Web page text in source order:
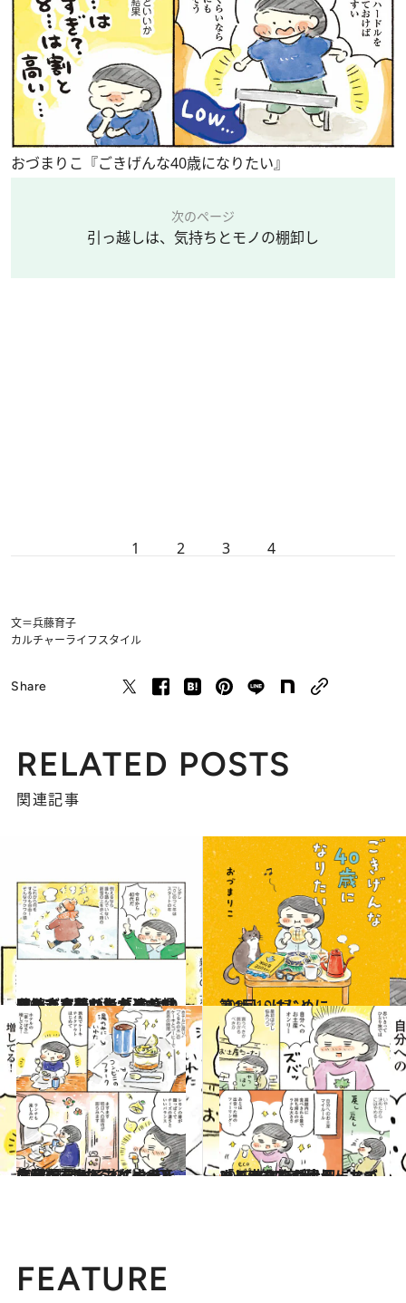
おづまりこ『ごきげんな40歳になりたい』
次のページ
引っ越しは、気持ちとモノの棚卸し
1 2 3 4
文＝兵藤育子
カルチャーライフスタイル
Share
RELATED POSTS
関連記事
2026.1.24
【続きを読む】「40歳になったら新しい友達も趣味もできない気がしていたけど、逆でした」おづまりこさんが考える、40代を充実させるためのコツ
カルチャー 2025.10.17
第1回 はじめに
ファッション
2025.4.12
ケーキをおともにホテルステイ、レモンケーキを全種類買う…マイペースに楽しむ“ゆるりひとり旅”のすすめ
カルチャー 2025.4.12
「モーニング、ラーメン、大きなお風呂」マイペースな旅の達人・おづまりこさんが大切にしている“旅の定番”
カルチャー
FEATURE